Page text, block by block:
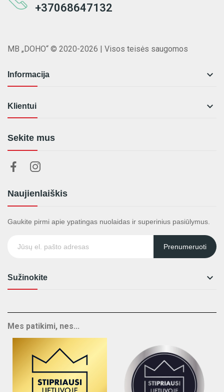
+37068647132
MB „DOHO“ © 2020-2026 | Visos teisės saugomos
Informacija 
Klientui 
Sekite mus
Naujienlaiškis
Gaukite pirmi apie ypatingas nuolaidas ir superinius pasiūlymus.
Prenumeruoti
Sužinokite 
Mes patikimi, nes...